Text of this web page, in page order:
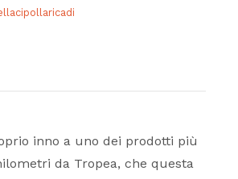
inno a uno dei prodotti più
da Tropea, che questa